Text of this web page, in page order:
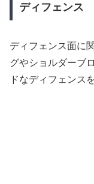
ディフェンス
ディフェンス面に
グやショルダーブ
ドなディフェンス